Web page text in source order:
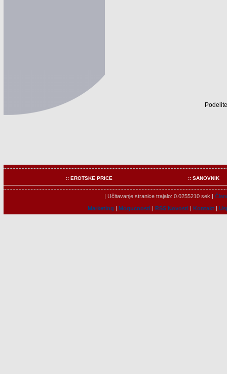
:: EROTSKE PRICE :: SANOVNIK
| Učitavanje stranice trajalo: 0.0255210 sek.|
Marketing | Mogucnosti| RSS Novosti| Kontakt|